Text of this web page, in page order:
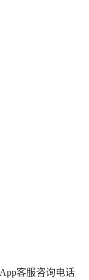
客服咨询电话